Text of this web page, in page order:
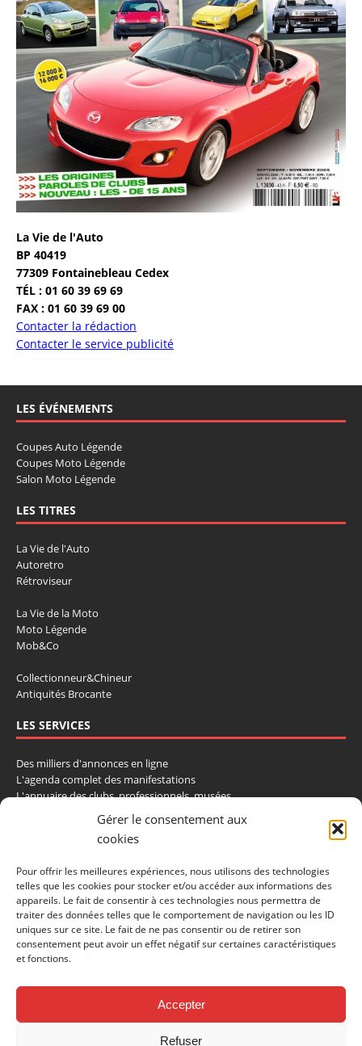
Gérer le consentement aux
cookies
Pour offrir les meilleures expériences, nous utilisons des technologies
telles que les cookies pour stocker et/ou accéder aux informations des
appareils. Le fait de consentir à ces technologies nous permettra de
traiter des données telles que le comportement de navigation ou les ID
uniques sur ce site. Le fait de ne pas consentir ou de retirer son
consentement peut avoir un effet négatif sur certaines caractéristiques
et fonctions.
Accepter
Refuser
La Vie de l'Auto
BP 40419
77309 Fontainebleau Cedex
TÉL : 01 60 39 69 69
FAX : 01 60 39 69 00
Contacter la rédaction
Contacter le service publicité
LES ÉVÉNEMENTS
Coupes Auto Légende
Coupes Moto Légende
Salon Moto Légende
LES TITRES
La Vie de l'Auto
Autoretro
Rétroviseur
La Vie de la Moto
Moto Légende
Mob&Co
Collectionneur&Chineur
Antiquités Brocante
LES SERVICES
Des milliers d'annonces en ligne
L'agenda complet des manifestations
L'annuaire des clubs, professionnels, musées
La cote et les ventes aux enchères
La Boutique du Collectionneur
CONTACTEZ-NOUS
LA VIE DE L'AUTO
BP 40419
77309 Fontainebleau Cedex
Fax: 01 60 39 69 00
Nous contacter par email